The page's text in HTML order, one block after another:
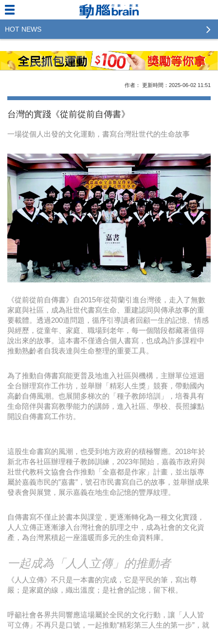
作者： 更新時間：2025-06-02 11:51
台灣的實踐《從前從前自傳書》
一場從個人出發的文化運動，書寫台灣壯世代的生命故事
《從前從前自傳書》自2015年從荷蘭引進台灣後，走入了無數
家庭與社區，成為壯世代書寫生命、重建認同與傳承故事的重
要載體。透過200道問題，循序引導讀者回顧一生的記憶、情感
與經歷，從童年、家庭、職場到老年，每一個階段都藏著值得
說出來的故事。這本書不僅適合個人書寫，也成為許多課程中
推動熟齡者自我表達與生命整理的重要工具。
為了推動自傳書寫能更普及地進入社區與機構，主辦單位巡迴
全台辦理寫作工作坊，並舉辦「精彩人生獎」競賽，帶動國內
高齡自傳風潮。也展開多梯次的「種子教師培訓」，培養具有
生命陪伴與書寫教學能力的講師，進入社區、學校、長照據點
開設自傳書寫工作坊。
這股生命書寫的風潮，也受到地方政府的積極響應。2018年於
新北市各社區辦理種子教師訓練，2023年開始，嘉義市政府與
壯世代教科文協會合作推動「全嘉都是作家」計畫，並出版專
屬於嘉義市民的”嘉書”，號召市民書寫自己的故事，並舉辦成果
發表會與展覽，展示嘉義在地生命記憶的豐厚紋理。
自傳書寫不僅止於書本與課堂，更逐漸轉化為一種文化實踐，
人人立傳正逐漸滲入台灣社會的肌理之中，成為社會的文化資
產，為台灣累積起一座溫暖而多元的生命資料庫。
一起成為「人人立傳」的推動者
《人人立傳》不只是一本書的完成，它是平民的筆，寫出尊
嚴；是家庭的線，織出溫度；是社會的記憶，留下根。
呼籲社會各界共同響應這場屬於全民的文化行動，讓「人人皆
可立傳」不再只是口號，一起推動”精彩第三人生的第一步”，就
HOT NEWS
2023行銷傳播傑出貢獻獎 啟動徵件！期許參賽作品
更創新及具影響力
2022行銷傳播傑出貢獻獎得獎名單揭曉，近400位行
感美照
2023台灣民生快消品牌排行 14億次國民消費揭曉品
牌足跡贏家
域動行銷公布人事異動
CSD中衛營運長張德成：中衛跳脫框架 玩出口罩新
時尚
金獎的代價 牛恆泰：沒人知道我失去什麼！
台灣百事食品 注重品牌體驗創造差異化
黃麗萍：媒體代理商有幫客戶升級的責任！
牛恆泰：媒體產業蛻變關鍵期，數位轉型該怎麼
搞？（上）